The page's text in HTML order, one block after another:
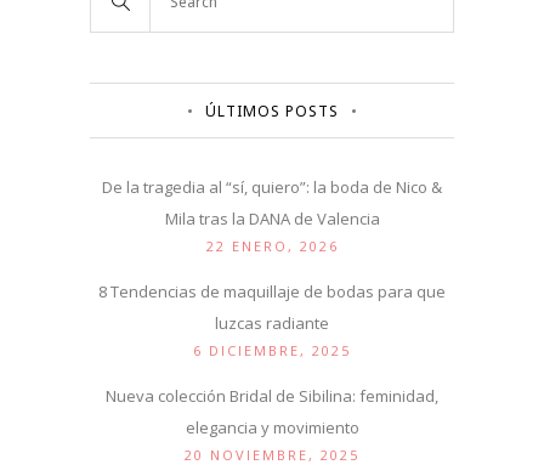
ÚLTIMOS POSTS
De la tragedia al “sí, quiero”: la boda de Nico &
Mila tras la DANA de Valencia
22 ENERO, 2026
8 Tendencias de maquillaje de bodas para que
luzcas radiante
6 DICIEMBRE, 2025
Nueva colección Bridal de Sibilina: feminidad,
elegancia y movimiento
20 NOVIEMBRE, 2025